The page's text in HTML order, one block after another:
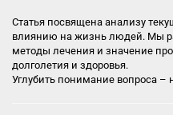
Статья посвящена анализу
влиянию на жизнь людей. Мы
методы лечения и значение
долголетия и здоровья.
Углубить понимание вопроса –